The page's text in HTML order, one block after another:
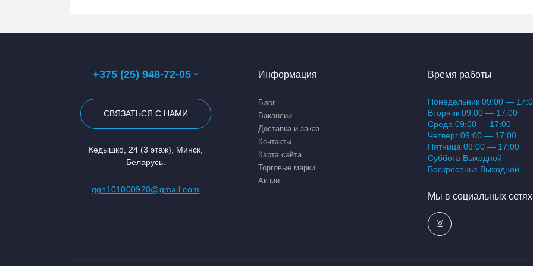
+375 (25) 948-72-05
СВЯЗАТЬСЯ С НАМИ
Кедышко, 24 (3 этаж), Минск,
Беларусь.
ggn101000920@gmail.com
Информация
Блог
Вакансии
Доставка и заказ
Контакты
Карта сайта
Торговые марки
Акции
Время работы
Понедельник 09:00 —
Вторник 09:00 — 17:00
Среда 09:00 — 17:00
Четверг 09:00 — 17:00
Пятница 09:00 — 17:00
Суббота Выходной
Воскресенье Выходной
Мы в социальных